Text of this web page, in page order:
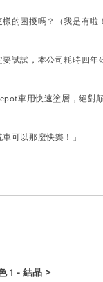
的困擾嗎？（我是有啦
試試，本公司耗時四
車用快速塗層，絕對
車可以那麼快樂！」
1 - 結晶 >